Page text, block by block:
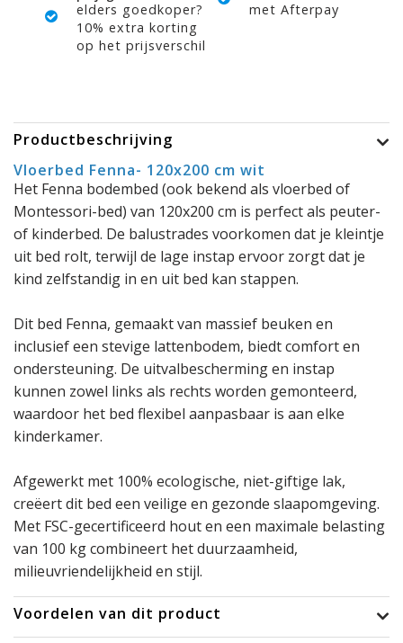
elders goedkoper?
10% extra korting
op het prijsverschil
met Afterpay
Productbeschrijving
Vloerbed Fenna- 120x200 cm wit
Het Fenna bodembed (ook bekend als vloerbed of
Montessori-bed) van 120x200 cm is perfect als peuter-
of kinderbed. De balustrades voorkomen dat je kleintje
uit bed rolt, terwijl de lage instap ervoor zorgt dat je
kind zelfstandig in en uit bed kan stappen.
Dit bed Fenna, gemaakt van massief beuken en
inclusief een stevige lattenbodem, biedt comfort en
ondersteuning. De uitvalbescherming en instap
kunnen zowel links als rechts worden gemonteerd,
waardoor het bed flexibel aanpasbaar is aan elke
kinderkamer.
Afgewerkt met 100% ecologische, niet-giftige lak,
creëert dit bed een veilige en gezonde slaapomgeving.
Met FSC-gecertificeerd hout en een maximale belasting
van 100 kg combineert het duurzaamheid,
milieuvriendelijkheid en stijl.
Voordelen van dit product